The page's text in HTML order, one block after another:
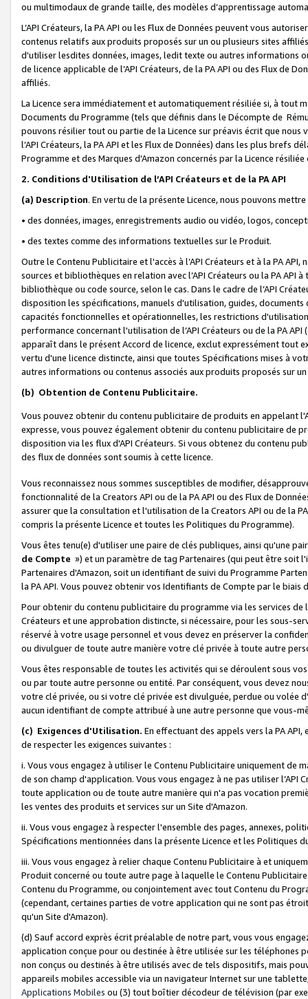
ou multimodaux de grande taille, des modèles d’apprentissage
L’API Créateurs, la PA API ou les Flux de Données peuvent vous
contenus relatifs aux produits proposés sur un ou plusieurs sites
d'utiliser lesdites données, images, ledit texte ou autres informations
de licence applicable de l’API Créateurs, de la PA API ou des Flux de
affiliés.
La Licence sera immédiatement et automatiquement résiliée si, à
Documents du Programme (tels que définis dans le Décompte de
pouvons résilier tout ou partie de la Licence sur préavis écrit que
l’API Créateurs, la PA API et les Flux de Données) dans les plus
Programme et des Marques d'Amazon concernés par la Licence
2. Conditions d'Utilisation de l’API Créateurs et de la PA API
(a) Description. En vertu de la présente Licence, nous pouvons
• des données, images, enregistrements audio ou vidéo, logos,
• des textes comme des informations textuelles sur le Produit.
Outre le Contenu Publicitaire et l'accès à l’API Créateurs et à la PA
sources et bibliothèques en relation avec l’API Créateurs ou la PA
bibliothèque ou code source, selon le cas. Dans le cadre de l’API
disposition les spécifications, manuels d'utilisation, guides,
capacités fonctionnelles et opérationnelles, les restrictions
performance concernant l'utilisation de l’API Créateurs ou de la PA
apparaît dans le présent Accord de licence, exclut expressément tout
vertu d'une licence distincte, ainsi que toutes Spécifications mises à
autres informations ou contenus associés aux produits proposés sur
(b) Obtention de Contenu Publicitaire.
Vous pouvez obtenir du contenu publicitaire de produits en appelant
expresse, vous pouvez également obtenir du contenu publicitaire de
disposition via les flux d'API Créateurs. Si vous obtenez du contenu
des flux de données sont soumis à cette licence.
Vous reconnaissez nous sommes susceptibles de modifier,
fonctionnalité de la Creators API ou de la PA API ou des Flux de
assurer que la consultation et l'utilisation de la Creators API ou de la
compris la présente Licence et toutes les Politiques du Programme).
Vous êtes tenu(e) d'utiliser une paire de clés publiques, ainsi qu'une
de Compte ») et un paramètre de tag Partenaires (qui peut être soit
Partenaires d'Amazon, soit un identifiant de suivi du Programme
la PA API. Vous pouvez obtenir vos Identifiants de Compte par le biais
Pour obtenir du contenu publicitaire du programme via les services
Créateurs et une approbation distincte, si nécessaire, pour les sous-
réservé à votre usage personnel et vous devez en préserver la
ou divulguer de toute autre manière votre clé privée à toute autre
Vous êtes responsable de toutes les activités qui se déroulent sous
ou par toute autre personne ou entité. Par conséquent, vous devez
votre clé privée, ou si votre clé privée est divulguée, perdue ou volée
aucun identifiant de compte attribué à une autre personne que vous-
(c) Exigences d'Utilisation. En effectuant des appels vers la PA
de respecter les exigences suivantes :
i. Vous vous engagez à utiliser le Contenu Publicitaire uniquement de
de son champ d'application. Vous vous engagez à ne pas utiliser l’API
toute application ou de toute autre manière qui n'a pas vocation
les ventes des produits et services sur un Site d'Amazon.
ii. Vous vous engagez à respecter l'ensemble des pages, annexes,
Spécifications mentionnées dans la présente Licence et les Politiques
iii. Vous vous engagez à relier chaque Contenu Publicitaire à et
Produit concerné ou toute autre page à laquelle le Contenu
Contenu du Programme, ou conjointement avec tout Contenu du
(cependant, certaines parties de votre application qui ne sont pas
qu'un Site d'Amazon).
(d) Sauf accord exprès écrit préalable de notre part, vous vous
application conçue pour ou destinée à être utilisée sur les téléphones
non conçus ou destinés à être utilisés avec de tels dispositifs, mais
appareils mobiles accessible via un navigateur Internet sur une
Applications Mobiles ou (3) tout boîtier décodeur de télévision (par